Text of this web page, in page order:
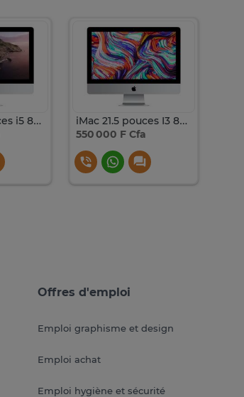
iMac 21.5 pouces i5 8GB SSD 256
iMac 21.5 pouces I3 8GB SSD 256
550 000 F Cfa
Offres d'emploi
Emploi graphisme et design
Emploi achat
Emploi hygiène et sécurité